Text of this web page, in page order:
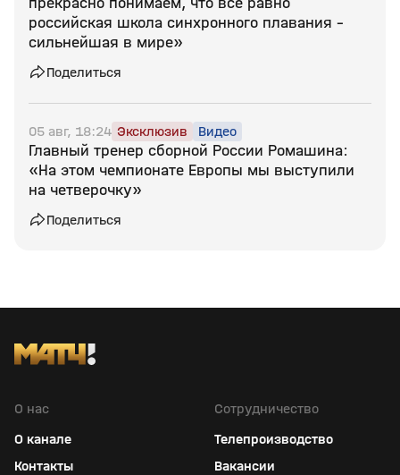
российская школа синхронного плавания –
сильнейшая в мире»
Поделиться
05 авг, 18:24 Эксклюзив Видео
Главный тренер сборной России Ромашина:
«На этом чемпионате Европы мы выступили
на четверочку»
Поделиться
О нас
О канале
Контакты
Сотрудничество
Телепроизводство
Вакансии